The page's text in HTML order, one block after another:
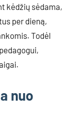
kėdžių sėdama,
per dieną,
Todėl
nuo